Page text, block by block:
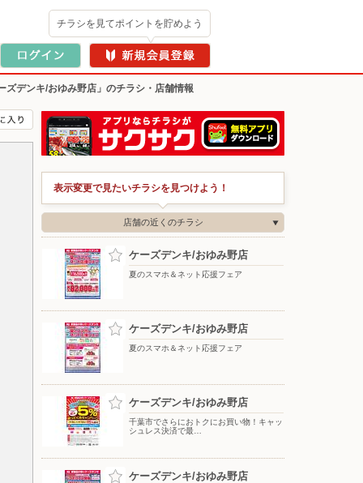
チラシを見てポイントを貯めよう
ズデンキ/おゆみ野店」のチラシ・店舗情報
表示変更で見たいチラシを見つけよう！
店舗の近くのチラシ
ケーズデンキ/おゆみ野店
夏のスマホ＆ネット応援フェア
ケーズデンキ/おゆみ野店
夏のスマホ＆ネット応援フェア
ケーズデンキ/おゆみ野店
千葉市でさらにおトクにお買い物！キャッ
シュレス決済で最…
ケーズデンキ/おゆみ野店